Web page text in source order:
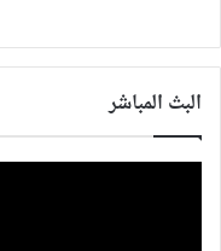
البث المباشر